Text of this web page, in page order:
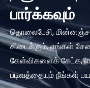
பார்க்கவும்
தொலைபேசி,
கிடைக்கும். எங்கள்
கேள்விகளைக் கேட்க,
படிவத்தையும் நீங்கள்